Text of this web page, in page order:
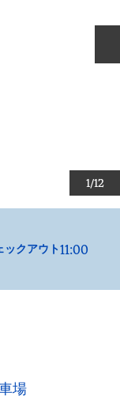
1/12
ックアウト11:00
場